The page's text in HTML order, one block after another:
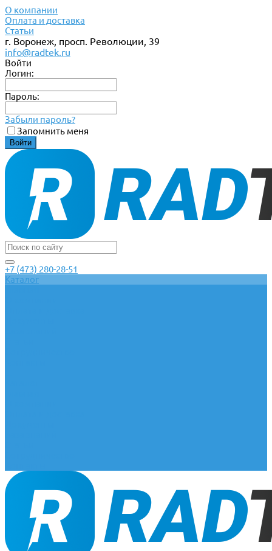
О компании
Оплата и доставка
Статьи
г. Воронеж, просп. Революции, 39
info@radtek.ru
Войти
Логин:
Пароль:
Забыли пароль?
Запомнить меня
+7 (473) 280-28-51
Каталог